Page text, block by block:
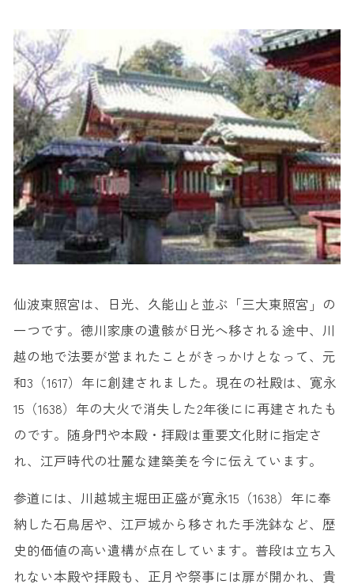
仙波東照宮は、日光、久能山と並ぶ「三大東照宮」の
一つです。徳川家康の遺骸が日光へ移される途中、川
越の地で法要が営まれたことがきっかけとなって、元
和3（1617）年に創建されました。現在の社殿は、寛永
15（1638）年の大火で消失した2年後にに再建されたも
のです。随身門や本殿・拝殿は重要文化財に指定さ
れ、江戸時代の壮麗な建築美を今に伝えています。
参道には、川越城主堀田正盛が寛永15（1638）年に奉
納した石鳥居や、江戸城から移された手洗鉢など、歴
史的価値の高い遺構が点在しています。普段は立ち入
れない本殿や拝殿も、正月や祭事には扉が開かれ、貴